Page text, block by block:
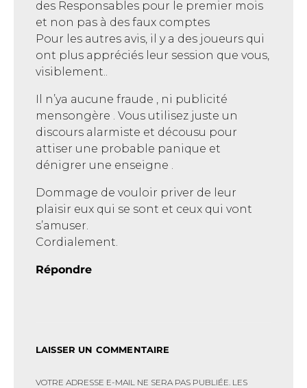
des Responsables pour le premier mois
et non pas à des faux comptes
Pour les autres avis, il y a des joueurs qui
ont plus appréciés leur session que vous,
visiblement..
Il n’ya aucune fraude , ni publicité
mensongère . Vous utilisez juste un
discours alarmiste et décousu pour
attiser une probable panique et
dénigrer une enseigne .
Dommage de vouloir priver de leur
plaisir eux qui se sont et ceux qui vont
s’amuser.
Cordialement.
Répondre
LAISSER UN COMMENTAIRE
VOTRE ADRESSE E-MAIL NE SERA PAS PUBLIÉE. LES